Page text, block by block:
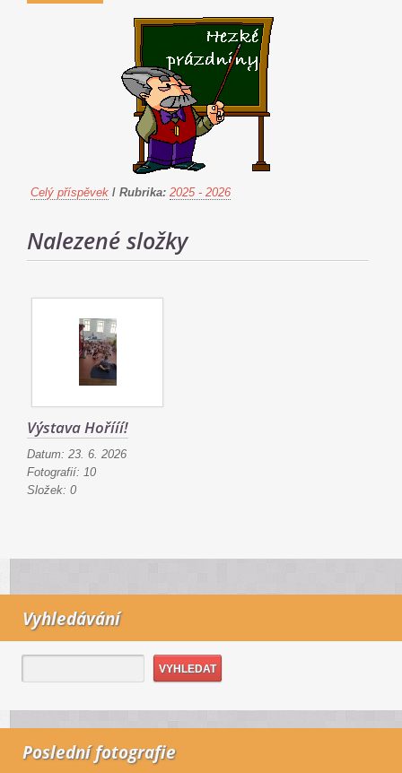
Celý příspěvek / Rubrika: 2025 - 2026
Nalezené složky
Výstava Hořííí!
Datum: 23. 6. 2026
Fotografií: 10
Složek: 0
Vyhledávání
Poslední fotografie